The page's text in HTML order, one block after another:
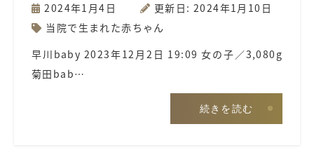
2024年1月4日
更新日: 2024年1月10日
当院で生まれた赤ちゃん
早川baby 2023年12月2日 19:09 女の子／3,080g
菊田bab…
続きを読む